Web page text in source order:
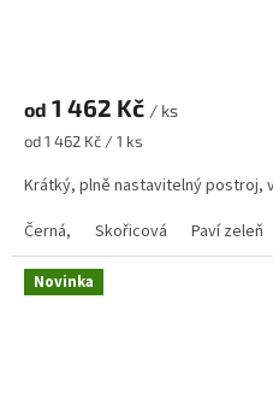
od 1 462 Kč / ks
Měrná
od 1 462 Kč / 1 ks
Krátký, plně nastavitelný postroj,
Černá,
Skořicová Paví zeleň
Novinka